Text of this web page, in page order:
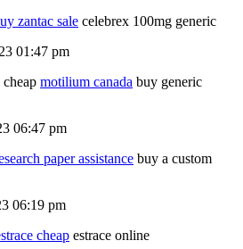
zantac sale celebrex 100mg generic
01:47 pm
motilium canada buy generic
06:47 pm
paper assistance buy a custom
06:19 pm
cheap estrace online